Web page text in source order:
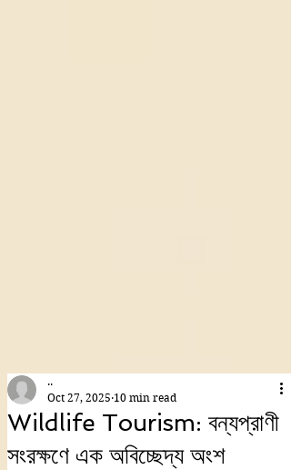
Wildlife Tourism: বন্যপ্রাণী
সংরক্ষণে এক অবিচ্ছেদ্য অংশ
..
Oct 27, 2025 10 min read